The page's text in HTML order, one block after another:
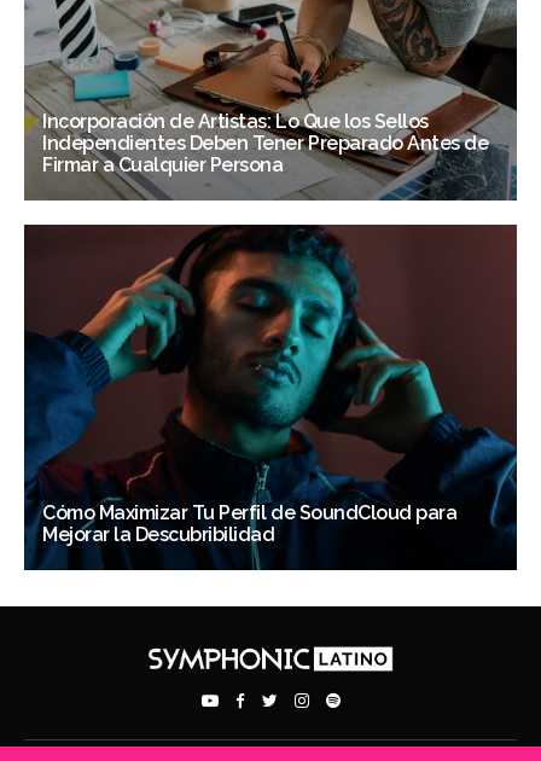
Incorporación de Artistas: Lo Que los Sellos
Independientes Deben Tener Preparado Antes de
Firmar a Cualquier Persona
Cómo Maximizar Tu Perfil de SoundCloud para
Mejorar la Descubribilidad